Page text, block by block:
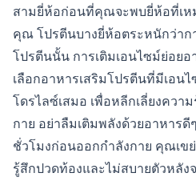
สามยี่ห้อก่อนที่คุณจะพบยี่ห้อที่เห
คุณ โปรตีนบางยี่ห้อตระหนักว่าก
โปรตีนนั้น การเติมเอนไซม์ย่อย
เลือกอาหารเสริมโปรตีนที่มีเอน
โดรไลซ์เสมอ เพื่อหลีกเลี่ยงควา
กาย อย่าลืมเติมพลังด้วยอาหาร
ชั่วโมงก่อนออกกำลังกาย คุณเข
รู้สึกปวดท้องและไม่สบายตัวหลั